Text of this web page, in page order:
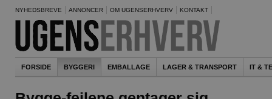
NYHEDSBREVE ANNONCER OM UGENSERHVERV KONTAKT
FORSIDE BYGGERI EMBALLAGE LAGER & TRANSPORT IT &